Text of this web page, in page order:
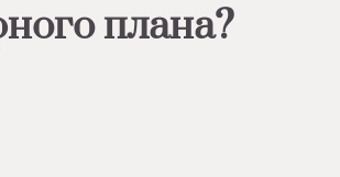
плана?